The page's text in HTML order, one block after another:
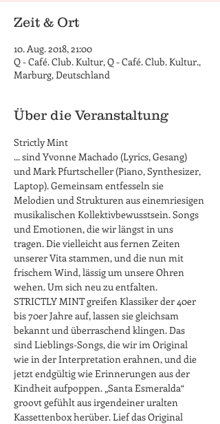
Zeit & Ort
10. Aug. 2018, 21:00
Q - Café. Club. Kultur, Q - Café. Club. Kultur.,
Marburg, Deutschland
Über die Veranstaltung
Strictly Mint
... sind Yvonne Machado (Lyrics, Gesang)
und Mark Pfurtscheller (Piano, Synthesizer,
Laptop). Gemeinsam entfesseln sie
Melodien und Strukturen aus einemriesigen
musikalischen Kollektivbewusstsein. Songs
und Emotionen, die wir längst in uns
tragen. Die vielleicht aus fernen Zeiten
unserer Vita stammen, und die nun mit
frischem Wind, lässig um unsere Ohren
wehen. Um sich neu zu entfalten.
STRICTLY MINT greifen Klassiker der 40er
bis 70er Jahre auf, lassen sie gleichsam
bekannt und überraschend klingen. Das
sind Lieblings-Songs, die wir im Original
wie in der Interpretation erahnen, und die
jetzt endgültig wie Erinnerungen aus der
Kindheit aufpoppen. „Santa Esmeralda“
groovt gefühlt aus irgendeiner uralten
Kassettenbox herüber. Lief das Original